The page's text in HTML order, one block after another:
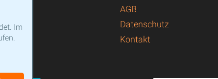
AGB
Datenschutz
Kontakt
Im